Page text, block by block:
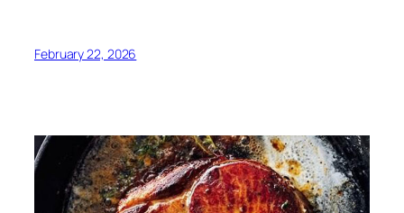
February 22, 2026